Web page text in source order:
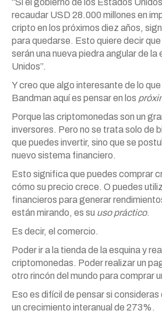
“Si el gobierno de los Estados
recaudar USD 28.000 millones en
cripto en los próximos diez años,
para quedarse. Esto quiere decir
serán una nueva piedra angular de
Unidos”.
Y creo que algo interesante de lo
Bandman aquí es pensar en los
Porque las criptomonedas son un
inversores. Pero no se trata solo de
que puedes invertir, sino que se
nuevo sistema financiero.
Esto significa que puedes comprar
cómo su precio crece. O puedes
financieros para generar
están mirando, es su uso práctico.
Es decir, el comercio.
Poder ir a la tienda de la esquina y
criptomonedas. Poder realizar un
otro rincón del mundo para comprar
Eso es difícil de pensar si
un crecimiento interanual de 273%.